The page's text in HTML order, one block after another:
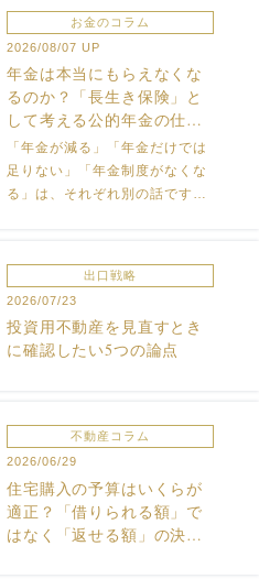
お金のコラム
2026/08/07 UP
年金は本当にもらえなくな
るのか？「長生き保険」と
して考える公的年金の仕組
み
「年金が減る」「年金だけでは
足りない」「年金制度がなくな
る」は、それぞれ別の話です。
見通しを整理します。
出口戦略
2026/07/23
投資用不動産を見直すとき
に確認したい5つの論点
不動産コラム
2026/06/29
住宅購入の予算はいくらが
適正？「借りられる額」で
はなく「返せる額」の決め